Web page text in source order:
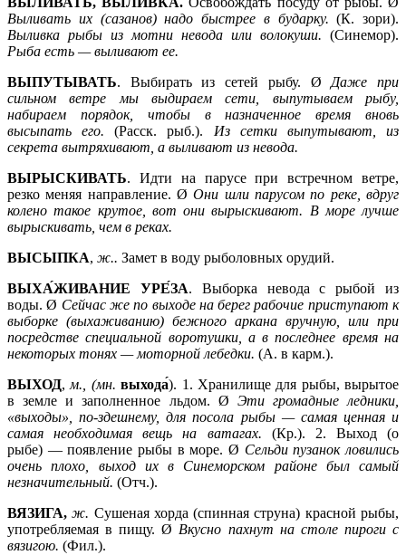
Выливать их (сазанов) надо быстрее в бударку.(К. зори).
Выливка рыбы из мотни невода или волокуши. (Синемор).
Рыба есть — выливают ее.
ВЫПУТЫВАТЬ. Выбирать из сетей рыбу. Ø Даже при
сильном ветре мы выдираем сети, выпутываем рыбу,
набираем порядок, чтобы в назначенное время вновь
высыпать его.(Расск. рыб.). Из сетки выпутывают, из
секрета вытряхивают, а выливают из невода.
ВЫРЫСКИВАТЬ. Идти на парусе при встречном ветре,
резко меняя направление. ØОни шли парусом по реке, вдруг
колено такое крутое, вот они вырыскивают. В море лучше
вырыскивать, чем в реках.
ВЫСЫПКА, ж.. Замет в воду рыболовных орудий.
ВЫХА́ЖИВАНИЕ
УРЕ́ЗА. Выборка невода с рыбой из
воды. Ø Сейчас же по выходе на берег рабочие приступают к
выборке (выхаживанию) бежного аркана вручную, или при
посредстве специальной воротушки, а в последнее время на
некоторых тонях — моторной лебедки. (А. в карм.).
ВЫХОД, м., (мн.выхода́). 1. Хранилище для рыбы, вырытое
в земле и заполненное льдом. Ø Эти громадные ледники,
«выходы», по-здешнему, для посола рыбы — самая ценная и
самая необходимая вещь на ватагах. (Кр.). 2. Выход (о
рыбе) — появление рыбы в море. Ø Сельди пузанок ловились
очень плохо, выход их в Синеморском районе был самый
незначительный. (Отч.).
ВЯЗИГА,ж. Сушеная хорда (спинная струна) красной рыбы,
употребляемая в пищу. Ø Вкусно пахнут на столе пироги с
вязигою. (Фил.).